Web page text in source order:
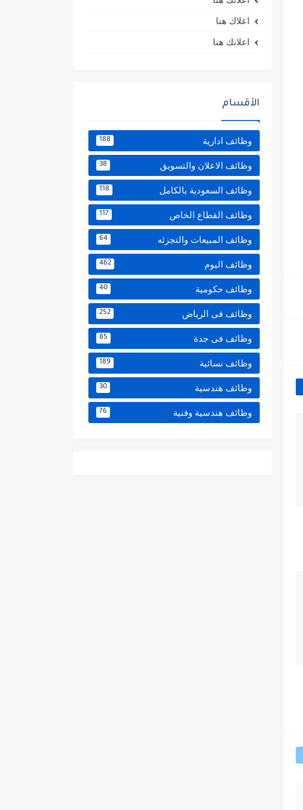
اعلاك هنا
اعلانك هنا
الأقسام
وظائف ادارية 188
وظائف الاعلان والتسويق 38
وظائف السعودية بالكامل 118
وظائف القطاع الخاص 117
وظائف المبيعات والتجزئه 64
وظائف اليوم 462
وظائف حكومية 40
وظائف فى الرياض 252
وظائف فى جدة 85
وظائف نسائية 189
وظائف هندسية 30
وظائف هندسية وفنية 76